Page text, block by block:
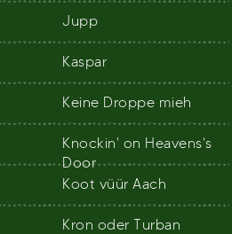
Jupp
Kaspar
Keine Droppe mieh
Knockin' on Heavens's
Door
Koot vüür Aach
Kron oder Turban